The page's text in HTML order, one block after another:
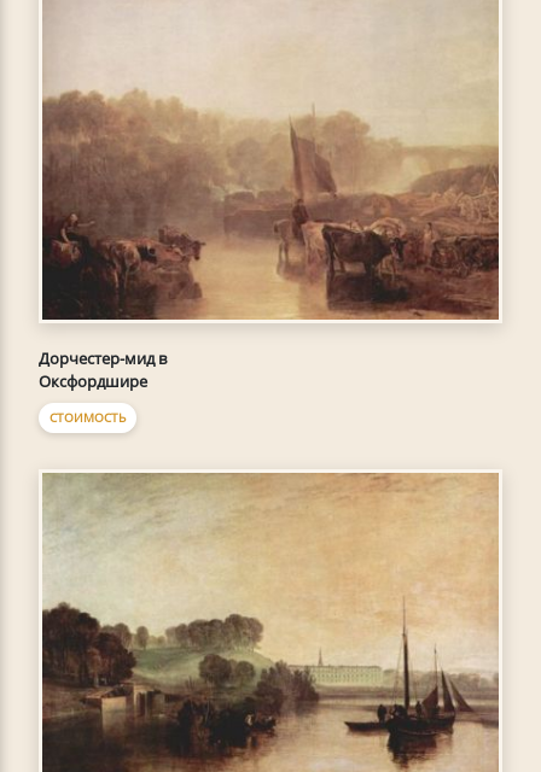
Дорчестер-мид в
Оксфордшире
СТОИМОСТЬ